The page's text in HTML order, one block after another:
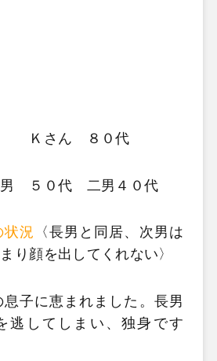
Ｋさん ８０代
５０代 二男４０代
状況 〈長男と同居、次男は
り顔を出してくれない〉
息子に恵まれました。長男
逃してしまい、独身です